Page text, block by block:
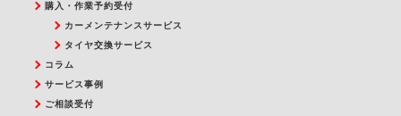
購入・作業予約受付
カーメンテナンスサービス
タイヤ交換サービス
コラム
サービス事例
ご相談受付